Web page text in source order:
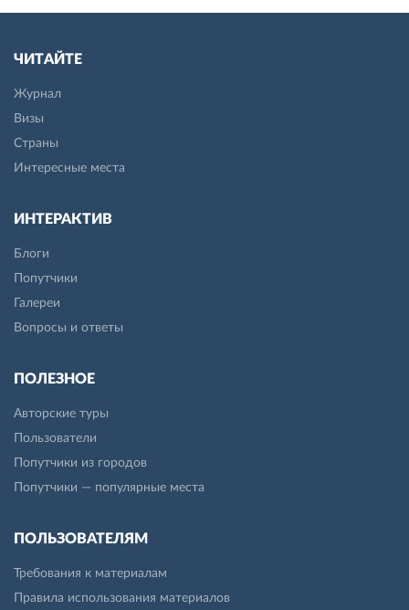
ЧИТАЙТЕ
Журнал
Визы
Страны
Интересные места
ИНТЕРАКТИВ
Блоги
Попутчики
Галереи
Вопросы и ответы
ПОЛЕЗНОЕ
Авторские туры
Пользователи
Попутчики из городов
Попутчики — популярные места
ПОЛЬЗОВАТЕЛЯМ
Требования к материалам
Правила использования материалов